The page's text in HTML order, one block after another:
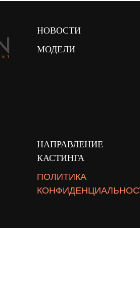
НОВОСТИ
МОДЕЛИ
НАПРАВЛЕНИЕ
КАСТИНГА
ПОЛИТИКА